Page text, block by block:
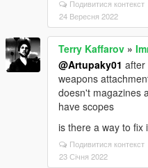
Подивитися контекст
24 Вересня 2022
Terry Kaffarov »
@Artupaky01 after
weapons
doesn't magazines
have scopes
is there a way to fix
Подивитися контекст
23 Січня 2022